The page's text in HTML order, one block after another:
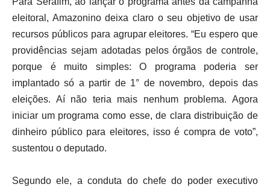
eleitoral, Amazonino deixa claro o seu objetivo de usar
recursos públicos para agrupar eleitores. “Eu espero que
providências sejam adotadas pelos órgãos de controle,
porque é muito simples: O programa poderia ser
implantado só a partir de 1° de novembro, depois das
eleições. Aí não teria mais nenhum problema. Agora
iniciar um programa como esse, de clara distribuição de
dinheiro público para eleitores, isso é compra de voto”,
sustentou o deputado.
Segundo ele, a conduta do chefe do poder executivo